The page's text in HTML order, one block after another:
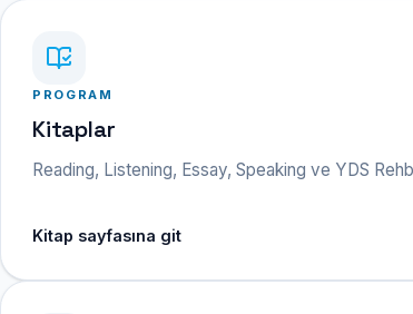
PROGRAM
Kitaplar
Reading, Listening, Essay, Speaking ve YDS
Kitap sayfasına git